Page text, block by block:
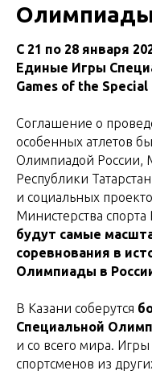
С 21 по 28 января
Единые Игры
Games of the
Соглашение о
особенных атлетов
Олимпиадой России,
Республики
и социальных
Министерства
будут самые
соревнования в
Олимпиады в
В Казани соберутся
Специальной
и со всего мира.
спортсменов из